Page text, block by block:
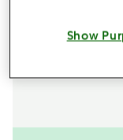
Show